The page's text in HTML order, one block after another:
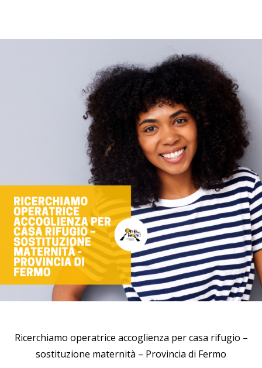
Ricerchiamo operatrice accoglienza per casa rifugio –
sostituzione maternità – Provincia di Fermo